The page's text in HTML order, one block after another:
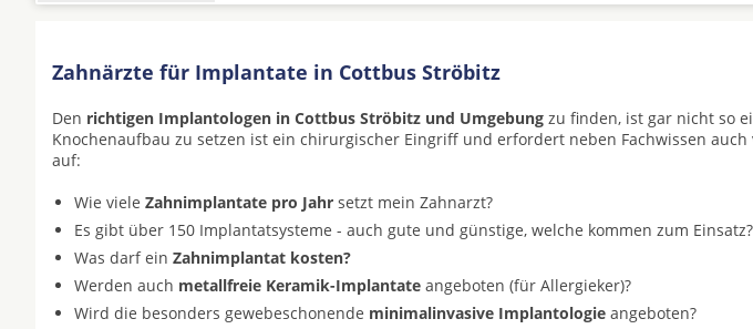
Zahnärzte für Implantate in Cottbus Ströbitz
Den richtigen Implantologen in Cottbus Ströbitz und Umgebung zu finden, ist gar nicht so
Knochenaufbau zu setzen ist ein chirurgischer Eingriff und erfordert neben Fachwissen
auf:
Wie viele Zahnimplantate pro Jahr setzt mein Zahnarzt?
Es gibt über 150 Implantatsysteme - auch gute und günstige, welche kommen zum Einsatz?
Was darf ein Zahnimplantat kosten?
Werden auch metallfreie Keramik-Implantate angeboten (für Allergieker)?
Wird die besonders gewebeschonende minimalinvasive Implantologie angeboten?